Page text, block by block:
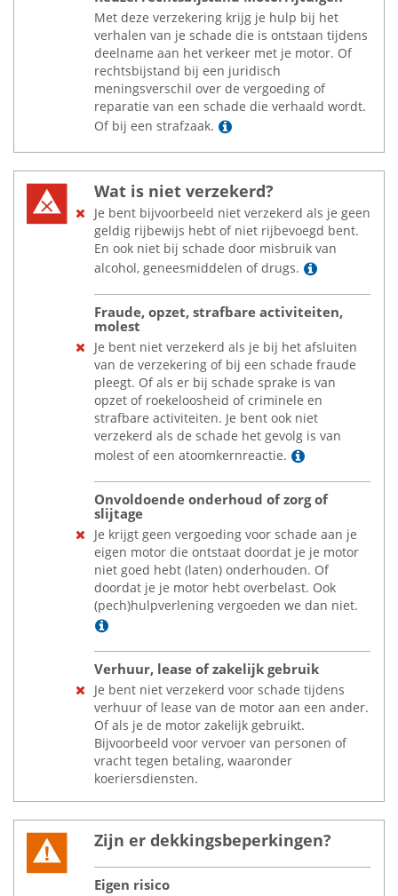
Met deze verzekering krijg je hulp bij het
verhalen van je schade die is ontstaan tijdens
deelname aan het verkeer met je motor. Of
rechtsbijstand bij een juridisch
meningsverschil over de vergoeding of
reparatie van een schade die verhaald wordt.
Of bij een strafzaak.
Lees meer
Wat is niet verzekerd?
Je bent bijvoorbeeld niet verzekerd als je geen
geldig rijbewijs hebt of niet rijbevoegd bent.
En ook niet bij schade door misbruik van
alcohol, geneesmiddelen of drugs.
Lees meer
Fraude, opzet, strafbare activiteiten,
molest
Je bent niet verzekerd als je bij het afsluiten
van de verzekering of bij een schade fraude
pleegt. Of als er bij schade sprake is van
opzet of roekeloosheid of criminele en
strafbare activiteiten. Je bent ook niet
verzekerd als de schade het gevolg is van
molest of een atoomkernreactie.
Lees meer
Onvoldoende onderhoud of zorg of
slijtage
Je krijgt geen vergoeding voor schade aan je
eigen motor die ontstaat doordat je je motor
niet goed hebt (laten) onderhouden. Of
doordat je je motor hebt overbelast. Ook
(pech)hulpverlening vergoeden we dan niet.
Lees meer
Verhuur, lease of zakelijk gebruik
Je bent niet verzekerd voor schade tijdens
verhuur of lease van de motor aan een ander.
Of als je de motor zakelijk gebruikt.
Bijvoorbeeld voor vervoer van personen of
vracht tegen betaling, waaronder
koeriersdiensten.
Zijn er dekkingsbeperkingen?
Eigen risico